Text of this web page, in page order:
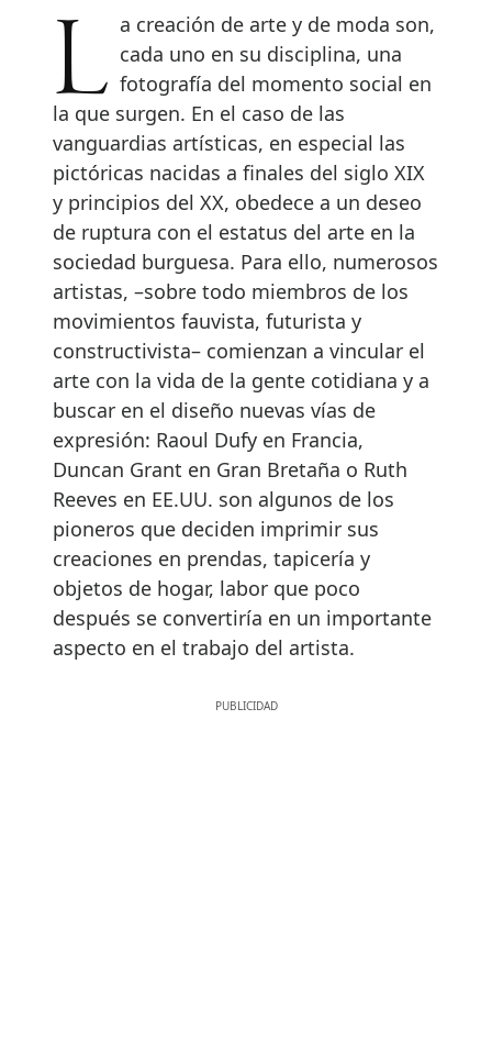
La creación de arte y de moda son, cada uno en su disciplina, una
fotografía del momento social en
la que surgen. En el caso de las
vanguardias artísticas, en especial las
pictóricas nacidas a finales del siglo XIX
y principios del XX, obedece a un deseo
de ruptura con el estatus del arte en la
sociedad burguesa. Para ello, numerosos
artistas, –sobre todo miembros de los
movimientos fauvista, futurista y
constructivista– comienzan a vincular el
arte con la vida de la gente cotidiana y a
buscar en el diseño nuevas vías de
expresión: Raoul Dufy en Francia,
Duncan Grant en Gran Bretaña o Ruth
Reeves en EE.UU. son algunos de los
pioneros que deciden imprimir sus
creaciones en prendas, tapicería y
objetos de hogar, labor que poco
después se convertiría en un importante
aspecto en el trabajo del artista.